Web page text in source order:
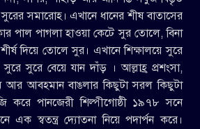
সমারোহ। এখানে ধানের শীষ বাতাসের
পাল পাগলা হাওয়া কেটে সুর তোলে, বিনা
দিয়ে তোলে সুর। এখানে শিক্ষালয়ে সুরে
সুরে বেয়ে যান দাঁড় । আল্লাহ্র প্রশংসা,
আর আবহমান বাঙলার কিছুটা সরল কিছুটা
করে পানজেরী শিল্পীগোষ্ঠী ১৯৭৮ সনে
এক স্বতন্ত্র দ্যোতনা নিয়ে পদার্পন করে।